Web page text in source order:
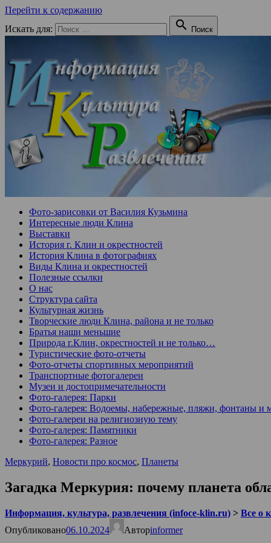
Перейти к содержанию
Искать для:
 Поиск
Фото-зарисовки от Василия Кузьмина
Интересные люди Клина
Выставки
История г. Клин и окрестностей
История Клина в фотографиях
Виды Клина и окрестностей
Полезные ссылки
О нас
Структура сайта
Культурная жизнь
Творческие люди Клина, района и не только
Братья наши меньшие
Природа г.Клин, окрестностей и не только…
Туристические фото-отчеты
Фото-отчеты спортивных мероприятий
Транспортные фотогалереи
Музеи и достопримечательности
Фото-галерея: Парки
Фото-галерея: Водоемы, набережные, пляжи, фонтаны и
Фото-галереи на религиозную тему
Фото-галерея: Памятники
Фото-галерея: Разное
Меркурий, Новости про космос, Планеты
Загадка Меркурия: почему планета
Информация, культура, развлечения (infoce-klin.ru) > Все о
Опубликовано06.10.2024 Авторinformer